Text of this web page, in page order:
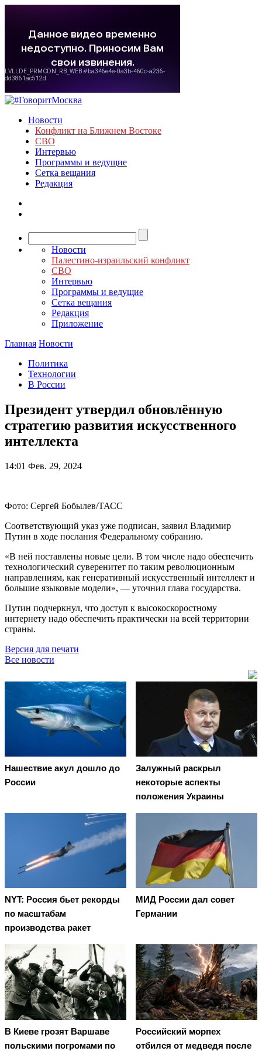
Новости
Конфликт на Ближнем Востоке
СВО
Интервью
Программы и ведущие
Сетка вещания
Редакция
Новости
Палестино-израильский конфликт
СВО
Интервью
Программы и ведущие
Сетка вещания
Редакция
Приложение
Главная Новости
Политика
Технологии
В России
Президент утвердил обновлённую
стратегию развития искусственного
интеллекта
14:01 Фев. 29, 2024
Фото: Сергей Бобылев/ТАСС
Соответствующий указ уже подписан, заявил Владимир
Путин в ходе послания Федеральному собранию.
«В ней поставлены новые цели. В том числе надо обеспечить
технологический суверенитет по таким революционным
направлениям, как генеративный искусственный интеллект и
большие языковые модели», — уточнил глава государства.
Путин подчеркнул, что доступ к высокоскоростному
интернету надо обеспечить практически на всей территории
страны.
Версия для печати
Все новости
Нашествие акул дошло до
России
Залужный раскрыл
некоторые аспекты
положения Украины
NYT: Россия бьет рекорды
по масштабам
производства ракет
МИД России дал совет
Германии
В Киеве грозят Варшаве
польскими погромами по
Российский морпех
отбился от медведя после